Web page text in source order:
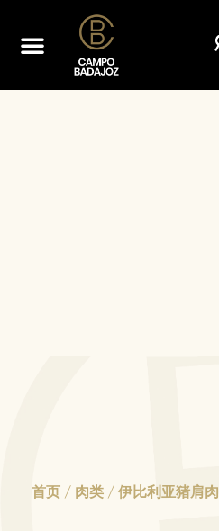
首页 / 肉类 / 伊比利亚猪肩肉